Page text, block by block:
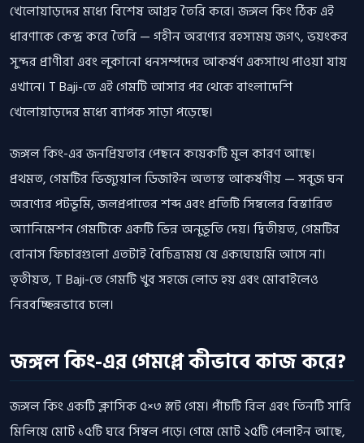
খেলোয়াড়দের মধ্যে বিশেষ আগ্রহ তৈরি করে। জঙ্গল কিং ঠিক এই
ধারণাকে কেন্দ্র করে তৈরি — গহীন অরণ্যের রহস্যময় জগৎ, ভয়ংকর
সুন্দর প্রাণীরা এবং লুকানো ধনসম্পদের আকর্ষণ একসাথে পাওয়া যায়
এখানে। T Baji-তে এই গেমটি আসার পর থেকে বাংলাদেশি
খেলোয়াড়দের মধ্যে ব্যাপক সাড়া পড়েছে।
জঙ্গল কিং-এর জনপ্রিয়তার পেছনে কয়েকটি মূল কারণ আছে।
প্রথমত, গেমটির ভিজ্যুয়াল ডিজাইন অত্যন্ত আকর্ষণীয় — সবুজ ঘন
অরণ্যের পটভূমি, জলপ্রপাতের শব্দ এবং প্রতিটি সিম্বলের বিস্তারিত
অ্যানিমেশন গেমটিকে একটি ভিন্ন অনুভূতি দেয়। দ্বিতীয়ত, গেমটির
বোনাস ফিচারগুলো এতটাই বৈচিত্র্যময় যে একঘেয়েমি আসে না।
তৃতীয়ত, T Baji-তে গেমটি খুব সহজে লোড হয় এবং মোবাইলেও
নিরবচ্ছিন্নভাবে চলে।
জঙ্গল কিং-এর গেমপ্লে কীভাবে কাজ করে?
জঙ্গল কিং একটি ক্লাসিক ৫×৩ স্লট গেম। পাঁচটি রিল এবং তিনটি সারি
মিলিয়ে মোট ১৫টি ঘরে সিম্বল পড়ে। গেমে মোট ২৫টি পেলাইন আছে,